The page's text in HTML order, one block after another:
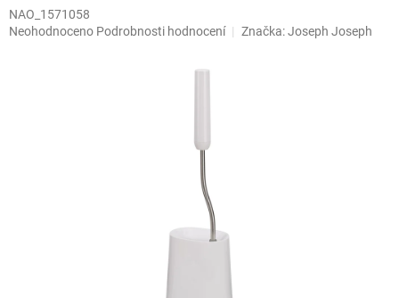
NAO_1571058
Průměrné
Neohodnoceno Podrobnosti hodnocení Značka:Joseph Joseph